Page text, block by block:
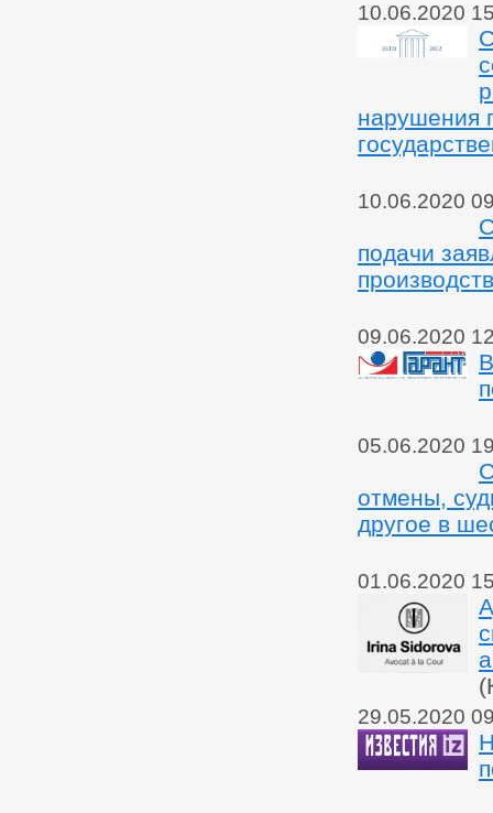
10.06.2020
нарушения
10.06.2020
подачи
09.06.2020
05.06.2020
отмены,
другое в
01.06.2020
29.05.2020